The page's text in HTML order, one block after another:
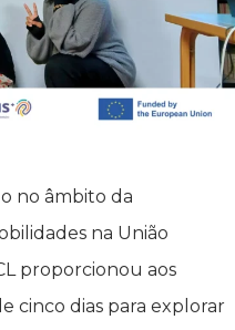
no âmbito da
na União
proporcionou aos
cinco dias para explorar